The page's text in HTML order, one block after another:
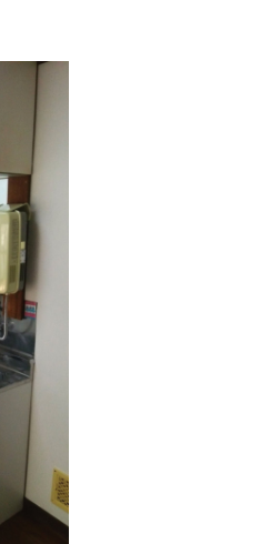
草加市 三郷市 松戸
流山市 江戸川区 荒川